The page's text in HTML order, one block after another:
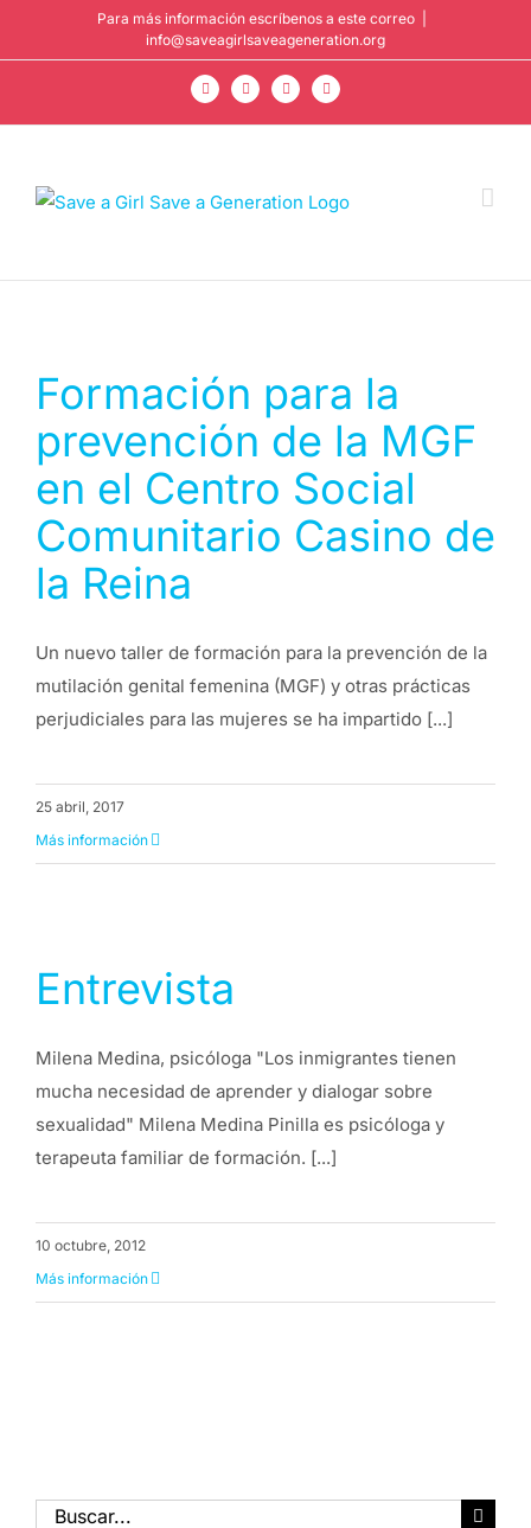
Para más información escríbenos a este correo
info@saveagirlsaveageneration.org
FacebookInstagramYouTubeLinkedIn
Formación para la
prevención de la MGF
en el Centro Social
Comunitario Casino de
la Reina
Un nuevo taller de formación para la prevención de la
mutilación genital femenina (MGF) y otras prácticas
perjudiciales para las mujeres se ha impartido [...]
25 abril, 2017
Más información
Entrevista
Milena Medina, psicóloga "Los inmigrantes tienen
mucha necesidad de aprender y dialogar sobre
sexualidad" Milena Medina Pinilla es psicóloga y
terapeuta familiar de formación. [...]
10 octubre, 2012
Más información
Buscar: